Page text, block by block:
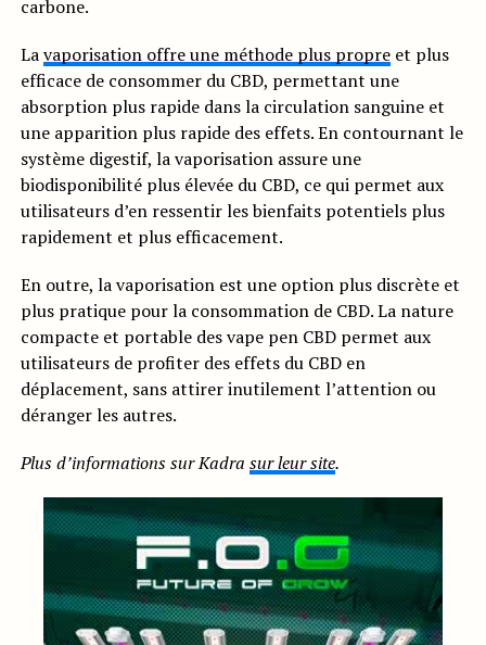
carbone.
Lavaporisation offre une méthode plus propreet plus
efficace de consommer du CBD, permettant une
absorption plus rapide dans la circulation sanguine et
une apparition plus rapide des effets. En contournant le
système digestif, la vaporisation assure une
biodisponibilité plus élevée du CBD, ce qui permet aux
utilisateurs d’en ressentir les bienfaits potentiels plus
rapidement et plus efficacement.
En outre, la vaporisation est une option plus discrète et
plus pratique pour la consommation de CBD. La nature
compacte et portable des vape pen CBD permet aux
utilisateurs de profiter des effets du CBD en
déplacement, sans attirer inutilement l’attention ou
déranger les autres.
Plus d’informations sur Kadra sur leur site.